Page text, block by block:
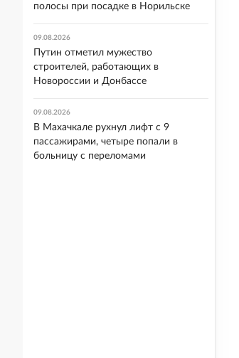
полосы при посадке в Норильске
09.08.2026
Путин отметил мужество
строителей, работающих в
Новороссии и Донбассе
09.08.2026
В Махачкале рухнул лифт с 9
пассажирами, четыре попали в
больницу с переломами